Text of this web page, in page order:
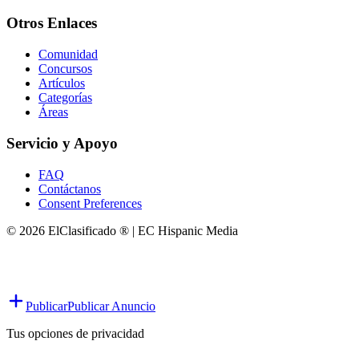
Otros Enlaces
Comunidad
Concursos
Artículos
Categorías
Áreas
Servicio y Apoyo
FAQ
Contáctanos
Consent Preferences
© 2026 ElClasificado ® | EC Hispanic Media
PublicarPublicar Anuncio
Tus opciones de privacidad